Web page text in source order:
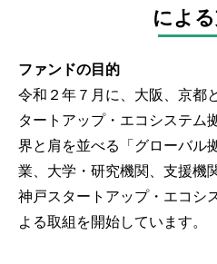
によ
ファンドの目的
令和２年７月に、大阪、京都
タートアップ・エコシステム
界と肩を並べる「グローバル
業、大学・研究機関、支援機
神戸スタートアップ・エコシ
よる取組を開始しています。